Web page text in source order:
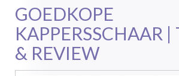
GOEDKOPE
KAPPERSSCHAAR |
& REVIEW